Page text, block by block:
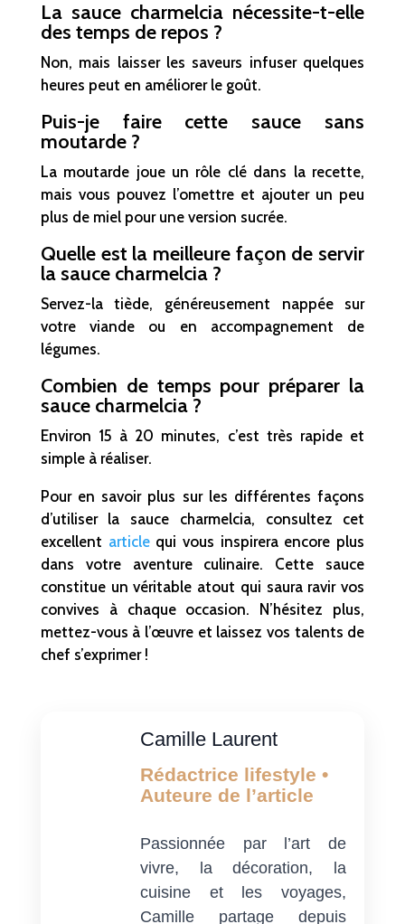
La sauce charmelcia nécessite-t-elle
des temps de repos ?
Non, mais laisser les saveurs infuser quelques
heures peut en améliorer le goût.
Puis-je faire cette sauce sans
moutarde ?
La moutarde joue un rôle clé dans la recette,
mais vous pouvez l’omettre et ajouter un peu
plus de miel pour une version sucrée.
Quelle est la meilleure façon de servir
la sauce charmelcia ?
Servez-la tiède, généreusement nappée sur
votre viande ou en accompagnement de
légumes.
Combien de temps pour préparer la
sauce charmelcia ?
Environ 15 à 20 minutes, c’est très rapide et
simple à réaliser.
Pour en savoir plus sur les différentes façons
d’utiliser la sauce charmelcia, consultez cet
excellent articlequi vous inspirera encore plus
dans votre aventure culinaire. Cette sauce
constitue un véritable atout qui saura ravir vos
convives à chaque occasion. N’hésitez plus,
mettez-vous à l’œuvre et laissez vos talents de
chef s’exprimer !
Camille Laurent
Rédactrice lifestyle •
Auteure de l’article
Passionnée par l’art de
vivre, la décoration, la
cuisine et les voyages,
Camille partage depuis